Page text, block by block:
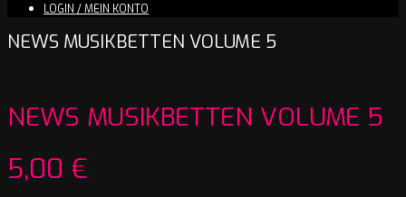
LOGIN / MEIN KONTO
NEWS MUSIKBETTEN VOLUME 5
NEWS MUSIKBETTEN VOLUME 5
5,00 €